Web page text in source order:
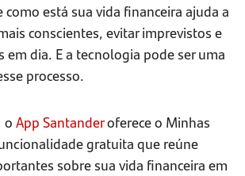
como está sua vida financeira ajuda a
conscientes, evitar imprevistos e
em dia. E a tecnologia pode ser uma
processo.
o App Santanderoferece o Minhas
gratuita que reúne
sobre sua vida financeira em